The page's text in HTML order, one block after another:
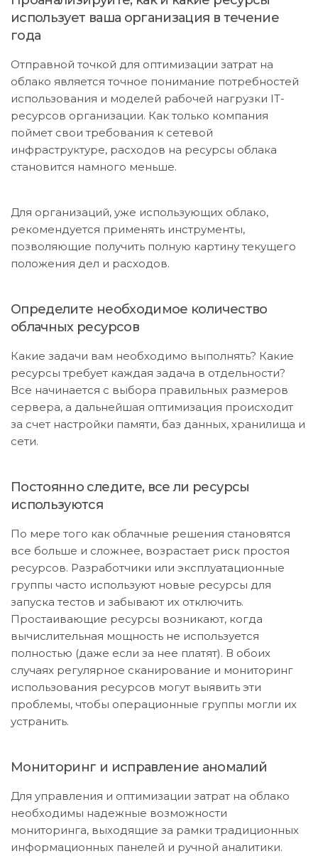
использует ваша организация в течение
года
Отправной точкой для оптимизации затрат на
облако является точное понимание потребностей
использования и моделей рабочей нагрузки IT-
ресурсов организации. Как только компания
поймет свои требования к сетевой
инфраструктуре, расходов на ресурсы облака
становится намного меньше.
Для организаций, уже использующих облако,
рекомендуется применять инструменты,
позволяющие получить полную картину текущего
положения дел и расходов.
Определите необходимое количество
облачных ресурсов
Какие задачи вам необходимо выполнять? Какие
ресурсы требует каждая задача в отдельности?
Все начинается с выбора правильных размеров
сервера, а дальнейшая оптимизация происходит
за счет настройки памяти, баз данных, хранилища и
сети.
Постоянно следите, все ли ресурсы
используются
По мере того как облачные решения становятся
все больше и сложнее, возрастает риск простоя
ресурсов. Разработчики или эксплуатационные
группы часто используют новые ресурсы для
запуска тестов и забывают их отключить.
Простаивающие ресурсы возникают, когда
вычислительная мощность не используется
полностью (даже если за нее платят). В обоих
случаях регулярное сканирование и мониторинг
использования ресурсов могут выявить эти
проблемы, чтобы операционные группы могли их
устранить.
Мониторинг и исправление аномалий
Для управления и оптимизации затрат на облако
необходимы надежные возможности
мониторинга, выходящие за рамки традиционных
информационных панелей и ручной аналитики.